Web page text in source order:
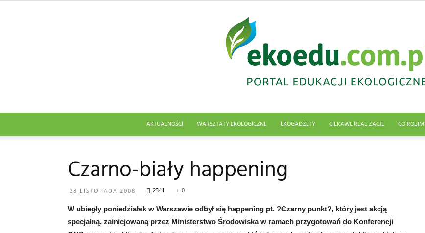
ekologiczna
AKTUALNOŚCI WARSZTATY EKOLOGICZNE EKOGADŻETY CIEKAWE REALIZACJE CO
Czarno-biały happening
28 LISTOPADA 2008 2341 0
W ubiegły poniedziałek w Warszawie odbył się happening pt. ?Czarny punkt?, który jest akcją
specjalną, zainicjowaną przez Ministerstwo Środowiska w ramach przygotowań do Konferencji